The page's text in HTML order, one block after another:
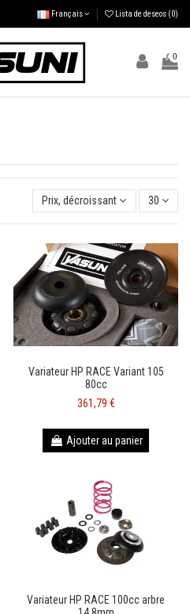
Français Lista de deseos (0)
0
Prix, décroissant 30
Variateur HP RACE Variant 105
80cc
361,79 €
Ajouter au panier
Variateur HP RACE 100cc arbre